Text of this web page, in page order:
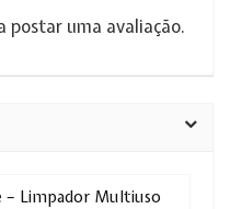
postar uma avaliação.
– Limpador Multiuso